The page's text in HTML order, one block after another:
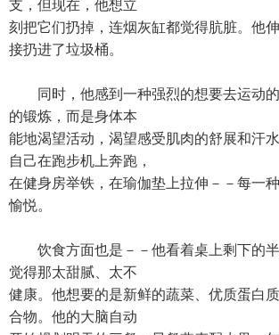
支，但现在，他想立
刻把它们扔掉，连烟灰缸都觉得肮脏。他
接扔进了垃圾桶。
同时，他感到一种强烈的想要去运动的
的锻炼，而是身体本
能地渴望活动，渴望感受肌肉的舒展和汗
自己在跑步机上奔跑，
在健身房举铁，在瑜伽垫上拉伸－－每一
愉悦。
饮食方面也是－－他看着桌上剩下的半
觉得那太甜腻、太不
健康。他想要的是新鲜的蔬菜、优质蛋白
合物。他的大脑自动